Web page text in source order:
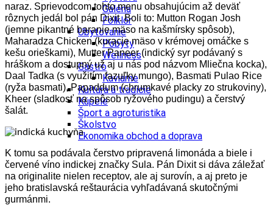
Galéria
Folklór
Ubytovanie
Pobyty
Wellness
Gastro
Kaviarne
Kultúra a tradície
Kúpele
Šport a agroturistika
Školstvo
Ekonomika obchod a doprava
naraz. Sprievodcom tohto menu obsahujúcim až deväť
rôznych jedál bol pán Dixit. Boli to: Mutton Rogan Josh
(jemne pikantné baranie mäso na kašmírsky spôsob),
Maharadza Chicken (kuracie mäso v krémovej omáčke s
kešu orieškami), Mutter Paneer (indický syr podávaný s
hráškom a dostupný už aj u nás pod názvom Mliečna kocka),
Daal Tadka (s využitím fazuľky mungo), Basmati Pulao Rice
(ryža basmati), Papaddum (chrumkavé placky zo strukoviny),
Kheer (sladkosť na spôsob ryžového pudingu) a čerstvý
šalát.
K tomu sa podávala čerstvo pripravená limonáda a biele i
červené víno indickej značky Sula. Pán Dixit si dáva záležať
na originalite nielen receptov, ale aj surovín, a aj preto je
jeho bratislavská reštaurácia vyhľadávaná skutočnými
gurmánmi.